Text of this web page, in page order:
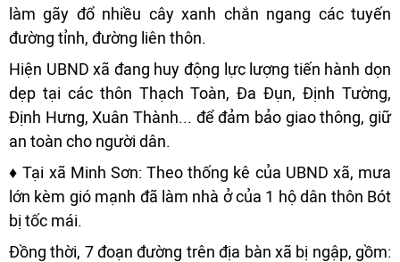
làm gãy đổ nhiều cây xanh chắn ngang các tuyến
đường tỉnh, đường liên thôn.
Hiện UBND xã đang huy động lực lượng tiến hành dọn
dẹp tại các thôn Thạch Toàn, Đa Đụn, Định Tường,
Định Hưng, Xuân Thành... để đảm bảo giao thông, giữ
an toàn cho người dân.
♦ Tại xã Minh Sơn: Theo thống kê của UBND xã, mưa
lớn kèm gió mạnh đã làm nhà ở của 1 hộ dân thôn Bót
bị tốc mái.
Đồng thời, 7 đoạn đường trên địa bàn xã bị ngập, gồm: